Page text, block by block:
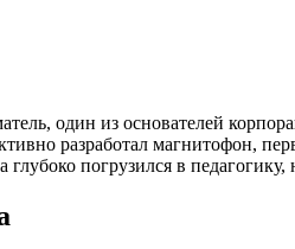
один из основателей
разработал магнитофон,
погрузился в